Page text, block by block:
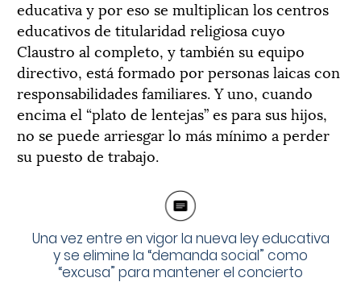
educativa y por eso se multiplican los centros
educativos de titularidad religiosa cuyo
Claustro al completo, y también su equipo
directivo, está formado por personas laicas con
responsabilidades familiares. Y uno, cuando
encima el “plato de lentejas” es para sus hijos,
no se puede arriesgar lo más mínimo a perder
su puesto de trabajo.
Una vez entre en vigor la nueva ley educativa
y se elimine la “demanda social” como
“excusa” para mantener el concierto